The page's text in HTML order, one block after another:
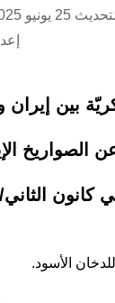
2025 الساعة 10:50
بين إيران
الثاني/يناير
الأسود.